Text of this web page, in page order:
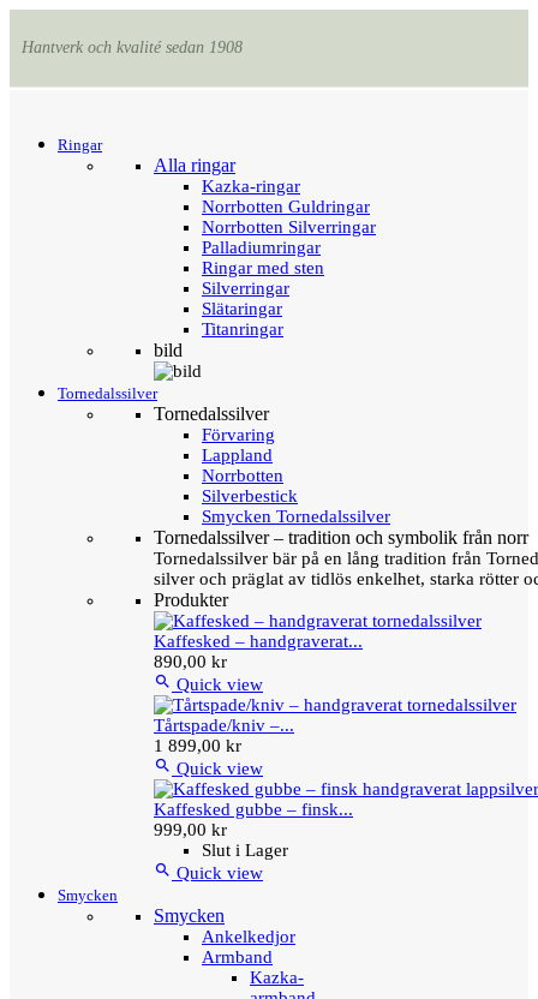
Hantverk och kvalité sedan 1908
Ringar
Alla ringar
Kazka-ringar
Norrbotten Guldringar
Norrbotten Silverringar
Palladiumringar
Ringar med sten
Silverringar
Slätaringar
Titanringar
bild
Tornedalssilver
Tornedalssilver
Förvaring
Lappland
Norrbotten
Silverbestick
Smycken Tornedalssilver
Tornedalssilver – tradition och symbolik från norr
Tornedalssilver bär på en lång tradition från
silver och präglat av tidlös enkelhet, starka rötter
Produkter
Kaffesked – handgraverat...
890,00 kr
 Quick view
Tårtspade/kniv –...
1 899,00 kr
 Quick view
Kaffesked gubbe – finsk...
999,00 kr
Slut i Lager
 Quick view
Smycken
Smycken
Ankelkedjor
Armband
Kazka-